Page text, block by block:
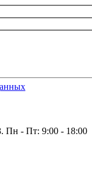
Пн - Пт: 9:00 - 18:00